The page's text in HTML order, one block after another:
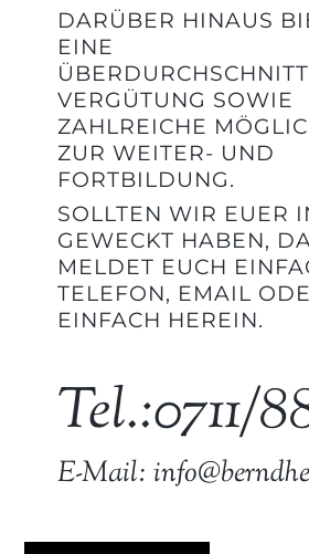
DARÜBER HINAUS
EINE
VERGÜTUNG SOWIE
ZAHLREICHE
ZUR WEITER- UND
FORTBILDUNG.
SOLLTEN WIR EUER
GEWECKT HABEN,
MELDET EUCH
TELEFON, EMAIL
EINFACH HEREIN.
Tel.:0711/
E-Mail: